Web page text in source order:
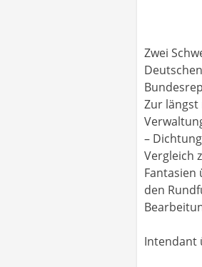
Zwei
Zur
–
Vergleich
Fantasien
den
Intendant